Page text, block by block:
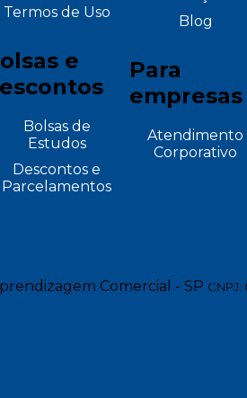
Termos de Uso
e
Bolsas de
Estudos
Descontos e
Parcelamentos
Blog
Para
empresas
Atendimento
Corporativo
Comercial - SP